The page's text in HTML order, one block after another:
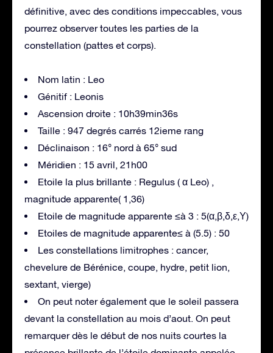
définitive, avec des conditions impeccables, vous
pourrez observer toutes les parties de la
constellation (pattes et corps).
Nom latin : Leo
Génitif : Leonis
Ascension droite : 10h39min36s
Taille : 947 degrés carrés 12ieme rang
Déclinaison : 16° nord à 65° sud
Méridien : 15 avril, 21h00
Etoile la plus brillante : Regulus ( α Leo) ,
magnitude apparente( 1,36)
Etoile de magnitude apparente ≤à 3 : 5(α,β,δ,ε,Υ)
Etoiles de magnitude apparente≤ à (5.5) : 50
Les constellations limitrophes : cancer,
chevelure de Bérénice, coupe, hydre, petit lion,
sextant, vierge)
On peut noter également que le soleil passera
devant la constellation au mois d’aout. On peut
remarquer dès le début de nos nuits courtes la